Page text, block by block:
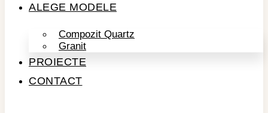
ALEGE MODELE
Compozit Quartz
Granit
PROIECTE
CONTACT